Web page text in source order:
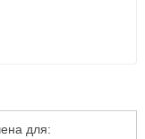
для: